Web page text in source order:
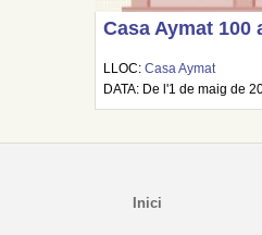
Casa Aymat 100
LLOC:Casa Aymat
DATA: De l'1 de maig de
Inici